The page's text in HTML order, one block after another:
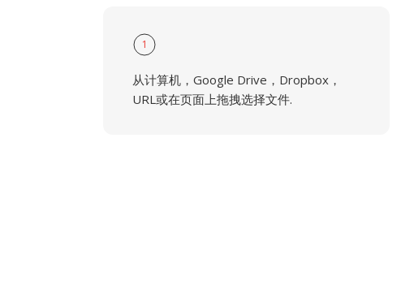
1
从计算机，Google Drive，Dropbox，
URL或在页面上拖拽选择文件.